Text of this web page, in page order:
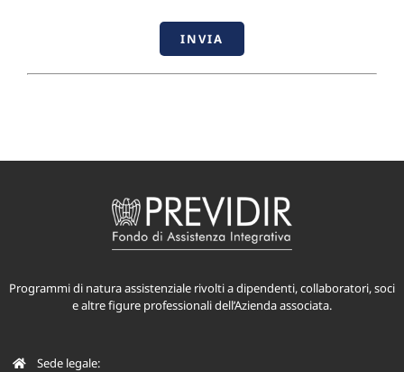
Programmi di natura assistenziale rivolti a dipendenti, collaboratori, soci
e altre figure professionali dell’Azienda associata.
Sede legale: